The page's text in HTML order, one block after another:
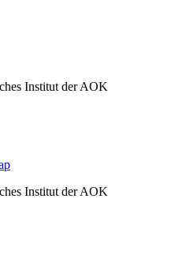
Institut der AOK
Institut der AOK